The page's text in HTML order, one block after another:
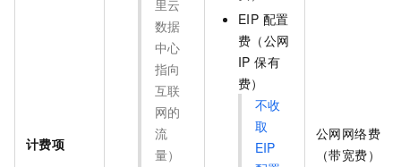
计费项
里云
数据
中心
指向
互联
网的
流
量）
EIP 配置
费（公网
IP 保有
费）
不收
取
EIP
公网网络费
（带宽费）